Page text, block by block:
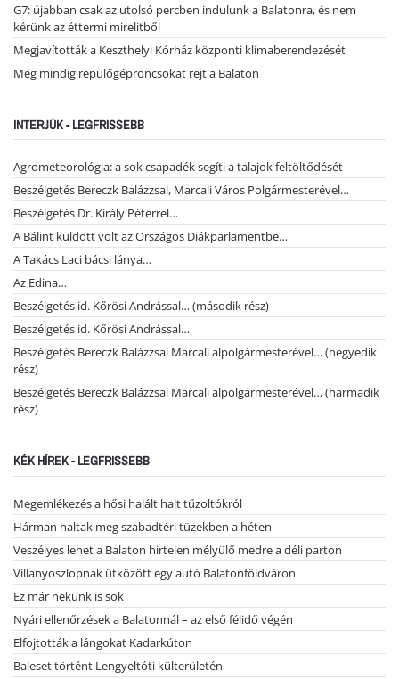
G7: újabban csak az utolsó percben indulunk a Balatonra, és nem
kérünk az éttermi mirelitből
Megjavították a Keszthelyi Kórház központi klímaberendezését
Még mindig repülőgéproncsokat rejt a Balaton
INTERJÚK - LEGFRISSEBB
Agrometeorológia: a sok csapadék segíti a talajok feltöltődését
Beszélgetés Bereczk Balázzsal, Marcali Város Polgármesterével…
Beszélgetés Dr. Király Péterrel…
A Bálint küldött volt az Országos Diákparlamentbe…
A Takács Laci bácsi lánya…
Az Edina…
Beszélgetés id. Kőrösi Andrással… (második rész)
Beszélgetés id. Kőrösi Andrással…
Beszélgetés Bereczk Balázzsal Marcali alpolgármesterével… (negyedik
rész)
Beszélgetés Bereczk Balázzsal Marcali alpolgármesterével… (harmadik
rész)
KÉK HÍREK - LEGFRISSEBB
Megemlékezés a hősi halált halt tűzoltókról
Hárman haltak meg szabadtéri tüzekben a héten
Veszélyes lehet a Balaton hirtelen mélyülő medre a déli parton
Villanyoszlopnak ütközött egy autó Balatonföldváron
Ez már nekünk is sok
Nyári ellenőrzések a Balatonnál – az első félidő végén
Elfojtották a lángokat Kadarkúton
Baleset történt Lengyeltóti külterületén